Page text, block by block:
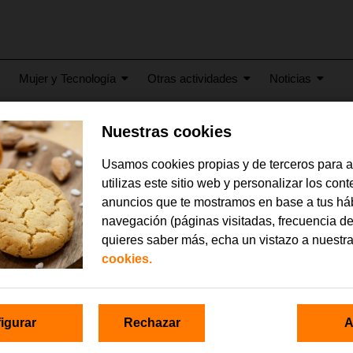
Mujer y Tecnología Otras actividades Noticias
de-pantalla-2025-04-
Nuestras cookies
Usamos cookies propias y de terceros para
utilizas este sitio web y personalizar los
anuncios que te mostramos en base a tus
navegación (páginas visitadas, frecuencia
quieres saber más, echa un vistazo a nuestra
cookies.
Rechazar